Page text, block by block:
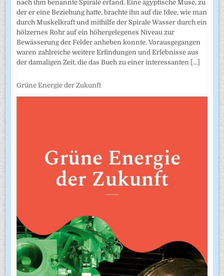
nach ihm benannte Spirale erfand. Eine ägyptische Muse, zu
der er eine Beziehung hatte, brachte ihn auf die Idee, wie man
durch Muskelkraft und mithilfe der Spirale Wasser durch ein
hölzernes Rohr auf ein höhergelegenes Niveau zur
Bewässerung der Felder anheben konnte. Vorausgegangen
waren zahlreiche weitere Erfindungen und Erlebnisse aus
der damaligen Zeit, die das Buch zu einer interessanten [...]
Grüne Energie der Zukunft